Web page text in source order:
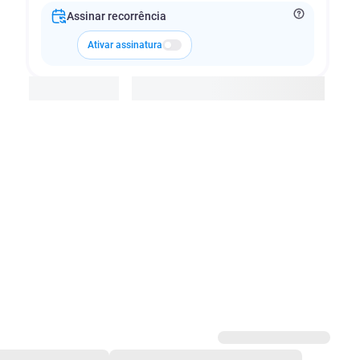
Assinar recorrência
Ativar assinatura